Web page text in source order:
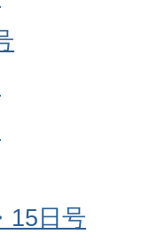
15日号